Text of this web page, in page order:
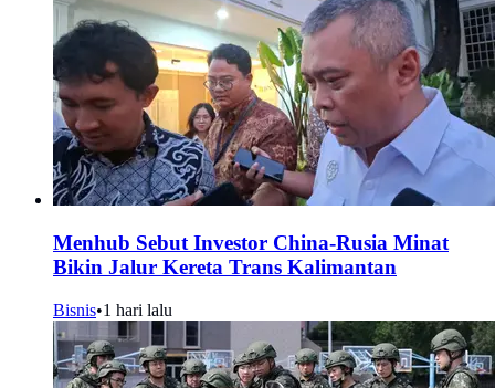
Menhub Sebut Investor China-Rusia Minat
Bikin Jalur Kereta Trans Kalimantan
Bisnis•1 hari lalu